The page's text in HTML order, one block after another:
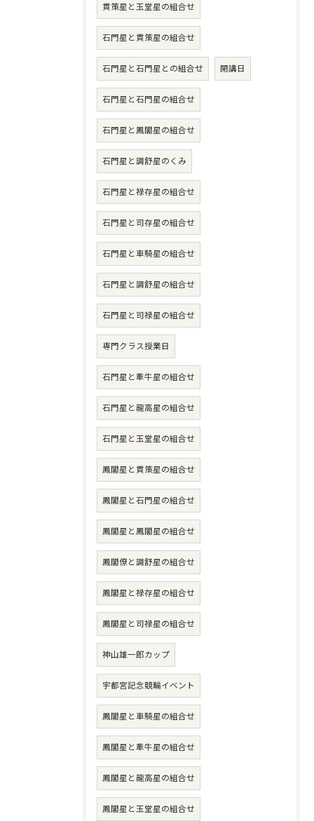
貫策星と玉堂星の組合せ
石門星と貫策星の組合せ
石門星と石門星との組合せ 開講日
石門星と石門星の組合せ
石門星と鳳閣星の組合せ
石門星と調舒星のくみ
石門星と禄存星の組合せ
石門星と司存星の組合せ
石門星と車騎星の組合せ
石門星と調舒星の組合せ
石門星と司禄星の組合せ
専門クラス授業日
石門星と牽牛星の組合せ
石門星と龍高星の組合せ
石門星と玉堂星の組合せ
鳳閣星と貫策星の組合せ
鳳閣星と石門星の組合せ
鳳閣星と鳳閣星の組合せ
鳳閣僚と調舒星の組合せ
鳳閣星と禄存星の組合せ
鳳閣星と司禄星の組合せ
神山雄一郎カップ
宇都宮記念競輪イベント
鳳閣星と車騎星の組合せ
鳳閣星と牽牛星の組合せ
鳳閣星と龍高星の組合せ
鳳閣星と玉堂星の組合せ